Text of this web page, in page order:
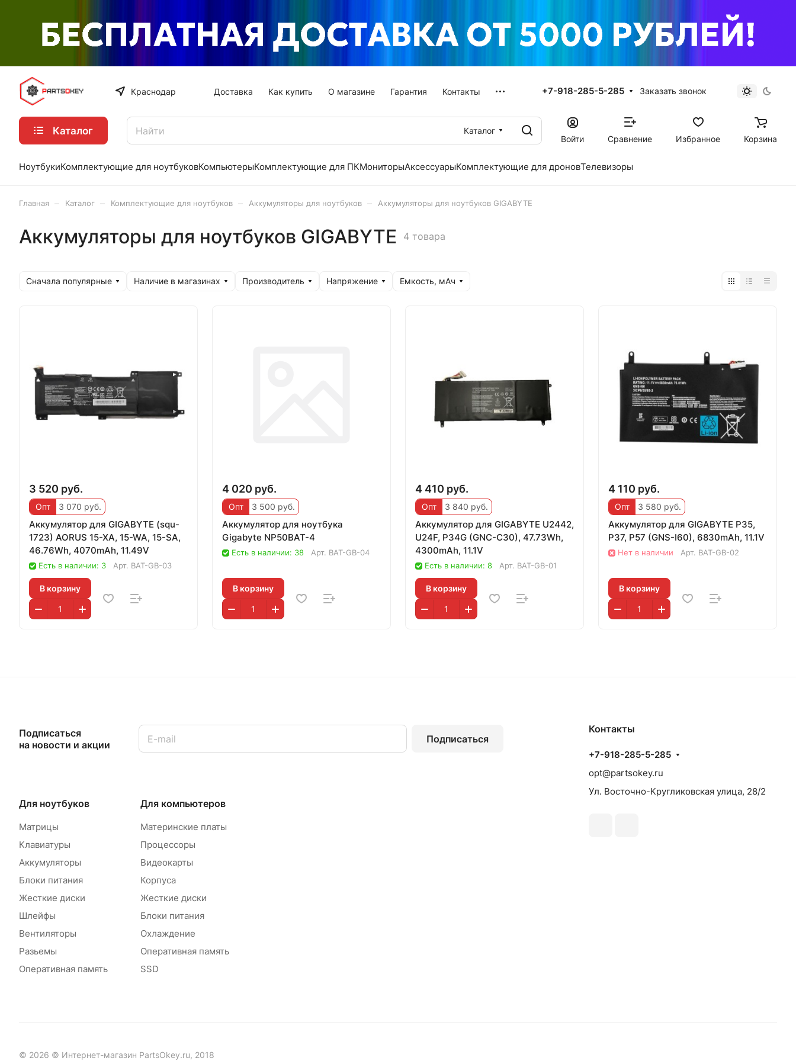
Краснодар Доставка Как купить О магазине Гарантия Контакты +7-918-285-5-285 Заказать звонок
Каталог
Каталог
Войти
Сравнение Избранное Корзина
НоутбукиКомплектующие для ноутбуковКомпьютерыКомплектующие для ПКМониторыАксессуарыКомплектующие для дроновТелевизоры
Главная Каталог Комплектующие для ноутбуков Аккумуляторы для ноутбуков Аккумуляторы для ноутбуков GIGABYTE
Аккумуляторы для ноутбуков GIGABYTE 4 товара
Сначала популярные Наличие в магазинах Производитель Напряжение Емкость, мАч
3 520 руб.
Опт 3 070 руб.
Аккумулятор для GIGABYTE (squ-
1723) AORUS 15-XA, 15-WA, 15-SA,
46.76Wh, 4070mAh, 11.49V
Есть в наличии: 3 Арт. BAT-GB-03
В корзину
4 020 руб.
Опт 3 500 руб.
Аккумулятор для ноутбука
Gigabyte NP50BAT-4
Есть в наличии: 38 Арт. BAT-GB-04
В корзину
4 410 руб.
Опт 3 840 руб.
Аккумулятор для GIGABYTE U2442,
U24F, P34G (GNC-C30), 47.73Wh,
4300mAh, 11.1V
Есть в наличии: 8 Арт. BAT-GB-01
В корзину
4 110 руб.
Опт 3 580 руб.
Аккумулятор для GIGABYTE P35,
P37, P57 (GNS-I60), 6830mAh, 11.1V
Нет в наличии Арт. BAT-GB-02
В корзину
Подписаться
на новости и акции
Подписаться
Для ноутбуков
Матрицы
Клавиатуры
Аккумуляторы
Блоки питания
Жесткие диски
Шлейфы
Вентиляторы
Разьемы
Оперативная память
Для компьютеров
Материнские платы
Процессоры
Видеокарты
Корпуса
Жесткие диски
Блоки питания
Охлаждение
Оперативная память
SSD
Контакты
+7-918-285-5-285
opt@partsokey.ru
Ул. Восточно-Кругликовская улица, 28/2
© 2026 © Интернет-магазин PartsOkey.ru, 2018